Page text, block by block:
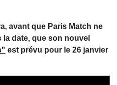
avant que Paris Match ne
la date, que son nouvel
est prévu pour le 26 janvier